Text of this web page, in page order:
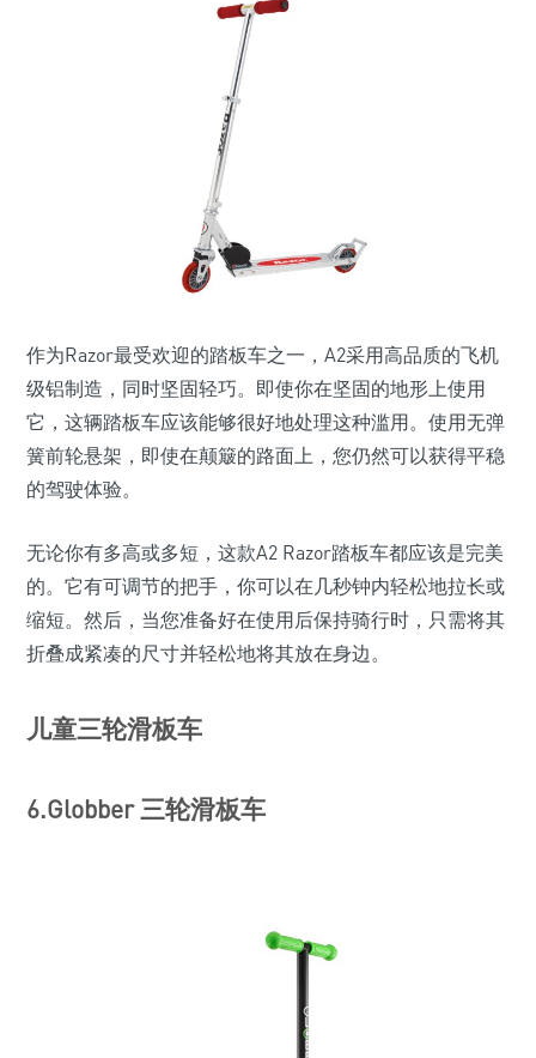
作为Razor最受欢迎的踏板车之一，A2采用高品质的飞机
级铝制造，同时坚固轻巧。即使你在坚固的地形上使用
它，这辆踏板车应该能够很好地处理这种滥用。使用无弹
簧前轮悬架，即使在颠簸的路面上，您仍然可以获得平稳
的驾驶体验。
无论你有多高或多短，这款A2 Razor踏板车都应该是完美
的。它有可调节的把手，你可以在几秒钟内轻松地拉长或
缩短。然后，当您准备好在使用后保持骑行时，只需将其
折叠成紧凑的尺寸并轻松地将其放在身边。
儿童三轮滑板车
6.Globber 三轮滑板车